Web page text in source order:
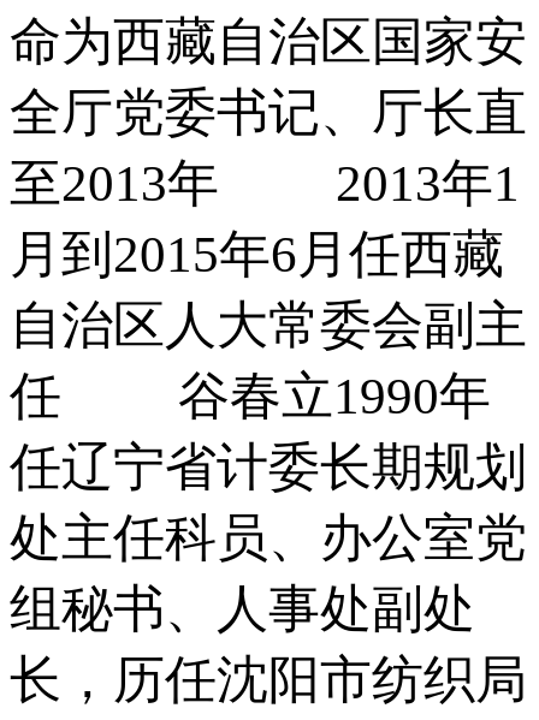
命为西藏自治区国家安
全厅党委书记、厅长直
至2013年 2013年1
月到2015年6月任西藏
自治区人大常委会副主
任 谷春立1990年
任辽宁省计委长期规划
处主任科员、办公室党
组秘书、人事处副处
长，历任沈阳市纺织局